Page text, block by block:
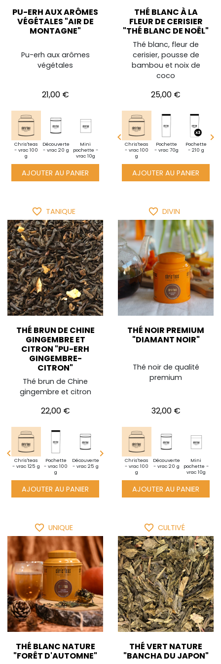
PU-ERH AUX ARÔMES
VÉGÉTALES "AIR DE
MONTAGNE"
Pu-erh aux arômes
végétales
Prix
21,00 €
Chris'teas
- vrac 100
g
Découverte
- vrac 20 g
Mini
pochette -
vrac 10g
AJOUTER AU PANIER
THÉ BLANC À LA
FLEUR DE CERISIER
"THÉ BLANC DE NOËL"
Thé blanc, fleur de
cerisier, pousse de
bambou et noix de
coco
Prix
25,00 €

Pochette
- 350 g
Découverte
- vrac 25 g
pochette -
Chris'teas
- vrac 100
g
Pochette
- vrac 70g
Pochette
- 210 g

AJOUTER AU PANIER
favorite_border TANIQUE
THÉ BRUN DE CHINE
GINGEMBRE ET
CITRON "PU-ERH
GINGEMBRE-
CITRON"
Thé brun de Chine
gingembre et citron
Prix
22,00 €

Chris'teas
- vrac 125 g
Pochette
- vrac 100
g
Découverte
- vrac 25 g
pochette -
Chris'teas
- vrac 125 g
Pochette
- vrac 100
Découverte
- vrac 25 g

AJOUTER AU PANIER
favorite_border DIVIN
THÉ NOIR PREMIUM
"DIAMANT NOIR"
Thé noir de qualité
premium
Prix
32,00 €
Chris'teas
- vrac 100
g
Découverte
- vrac 20 g
Mini
pochette -
vrac 10g
AJOUTER AU PANIER
favorite_border UNIQUE
THÉ BLANC NATURE
"FORÊT D'AUTOMNE"
favorite_border CULTIVÉ
THÉ VERT NATURE
"BANCHA DU JAPON"